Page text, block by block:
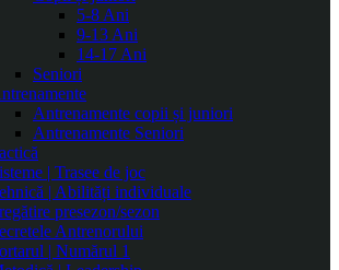
5-8 Ani
9-13 Ani
14-17 Ani
Seniori
Antrenamente copii și juniori
Antrenamente Seniori
| Trasee de joc
| Abilități individuale
presezon/sezon
Antrenorului
| Numărul 1